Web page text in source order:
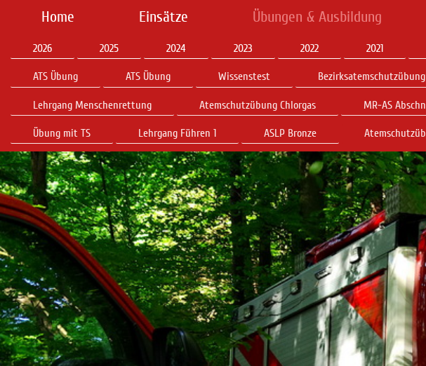
Home Einsätze Übungen & Ausbildung
2026 2025 2024 2023 2022 2021
ATS Übung ATS Übung Wissenstest Bezirksatemschutzübung
Lehrgang Menschenrettung Atemschutzübung Chlorgas MR-AS
Übung mit TS Lehrgang Führen 1 ASLP Bronze